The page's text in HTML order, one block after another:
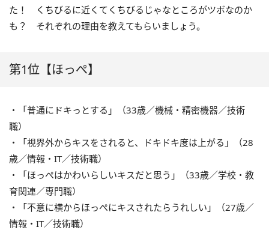
た！ くちびるに近くてくちびるじゃなところがツボなのか
も？ それぞれの理由を教えてもらいましょう。
第1位【ほっぺ】
・「普通にドキっとする」（33歳／機械・精密機器／技術
職）
・「視界外からキスをされると、ドキドキ度は上がる」（28
歳／情報・IT／技術職）
・「ほっぺはかわいらしいキスだと思う」（33歳／学校・教
育関連／専門職）
・「不意に横からほっぺにキスされたらうれしい」（27歳／
情報・IT／技術職）